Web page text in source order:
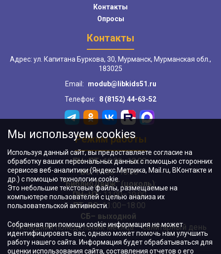
Контакты
Опросы
Контакты
Адрес: ул. Капитана Буркова, 30, Мурманск, Мурманская обл.,
183025
Email:
modub@libkids51.ru
Телефон:
8 (8152) 44-63-52
Режим работы
ПН–ПТ:10:00–18:00
ВС:11:00–18:00
"БиблиоДвиж" (цоколь):
ПН–ЧТ:11:00–19:00
ПТ, ВС:11:00–18:00
СБ– выходной
Последний понедельник месяца – санитарный день
Мы используем cookies
Используя данный сайт, вы предоставляете согласие на
обработку ваших персональных данных с помощью сторонних
сервисов веб-аналитики (Яндекс.Метрика, Mail.ru, ВКонтакте и
др.) с помощью технологии cookie.
Это небольшие текстовые файлы, размещаемые на
компьютере пользователей с целью анализа их
пользовательской активности.
Собранная при помощи cookie информация не может
идентифицировать вас, однако может помочь нам улучшить
работу нашего сайта. Информация будет обрабатываться для
оценки использования сайта, составления отчетов о его